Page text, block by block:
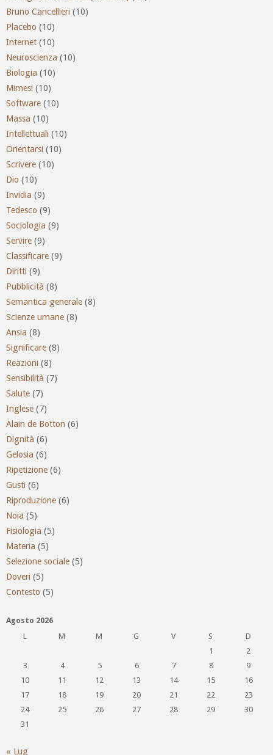
Bruno Cancellieri (10)
Placebo (10)
Internet (10)
Neuroscienza (10)
Biologia (10)
Mimesi (10)
Software (10)
Massa (10)
Intellettuali (10)
Orientarsi (10)
Scrivere (10)
Dio (10)
Invidia (9)
Tedesco (9)
Sociologia (9)
Servire (9)
Classificare (9)
Diritti (9)
Pubblicità (8)
Semantica generale (8)
Scienze umane (8)
Ansia (8)
Significare (8)
Reazioni (8)
Sensibilità (7)
Salute (7)
Inglese (7)
Alain de Botton (6)
Dignità (6)
Gelosia (6)
Ripetizione (6)
Gusti (6)
Riproduzione (6)
Noia (5)
Fisiologia (5)
Materia (5)
Selezione sociale (5)
Doveri (5)
Contesto (5)
Agosto 2026
L
M M G V S
D
1
2
3
4 5 6 7 8
9
10
11 12 13 14 15
16
17
18 19 20 21 22
23
24
25 26 27 28 29
30
31
« Lug